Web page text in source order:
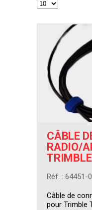
CÂBLE
RADIO/
Réf. : 64451-
Câble de
pour Trimble